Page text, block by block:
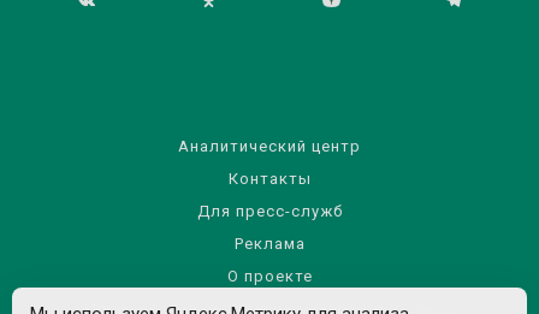
Аналитический центр
Контакты
Для пресс-служб
Реклама
О проекте
Правила использования материалов сайта